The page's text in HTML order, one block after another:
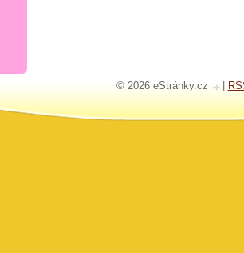
© 2026 eStránky.cz